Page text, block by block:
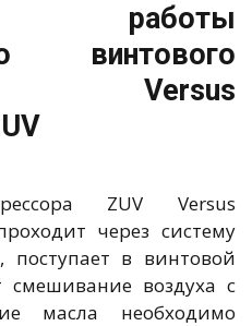
работы
винтового
Versus
ZUV Versus
через систему
в винтовой
смешивание воздуха с
масла необходимо